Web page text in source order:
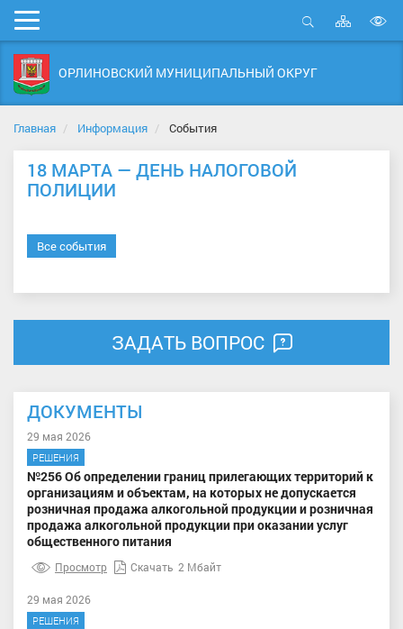
Мобильное
меню
Открыть
Карта
сайта
ОРЛИНОВСКИЙ МУНИЦИПАЛЬНЫЙ ОКРУГ
Главная Информация События
18 МАРТА — ДЕНЬ НАЛОГОВОЙ
ПОЛИЦИИ
Все события
ЗАДАТЬ ВОПРОС
ДОКУМЕНТЫ
29 мая 2026
РЕШЕНИЯ
№256 Об определении границ прилегающих территорий к
организациям и объектам, на которых не допускается
розничная продажа алкогольной продукции и розничная
продажа алкогольной продукции при оказании услуг
общественного питания
Просмотр Скачать 2 Мбайт
29 мая 2026
РЕШЕНИЯ